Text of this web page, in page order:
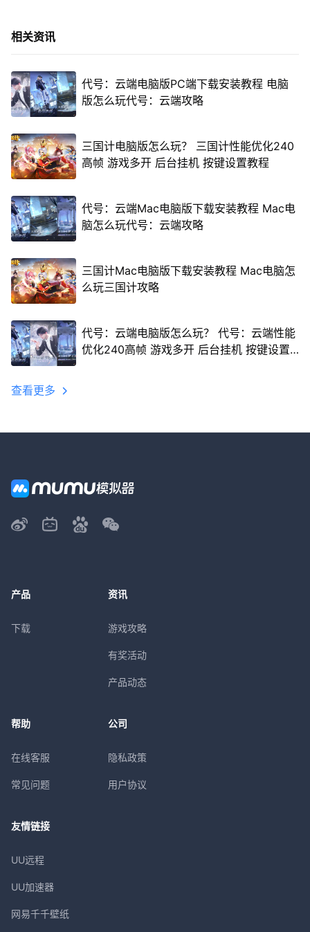
相关资讯
代号：云端电脑版PC端下载安装教程 电脑
版怎么玩代号：云端攻略
三国计电脑版怎么玩？ 三国计性能优化240
高帧 游戏多开 后台挂机 按键设置教程
代号：云端Mac电脑版下载安装教程 Mac电
脑怎么玩代号：云端攻略
三国计Mac电脑版下载安装教程 Mac电脑怎
么玩三国计攻略
代号：云端电脑版怎么玩？ 代号：云端性能
优化240高帧 游戏多开 后台挂机 按键设置
查看更多
产品
下载
资讯
游戏攻略
有奖活动
产品动态
帮助
在线客服
常见问题
公司
隐私政策
用户协议
友情链接
UU远程
UU加速器
网易千千壁纸